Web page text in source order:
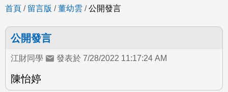
首頁 / 留言版 /董幼雲 /公開發言
公開發言
江財同學 發表於 7/28/2022 11:17:24 AM
陳怡婷